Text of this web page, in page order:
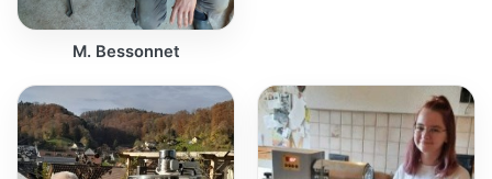
M. Bessonnet